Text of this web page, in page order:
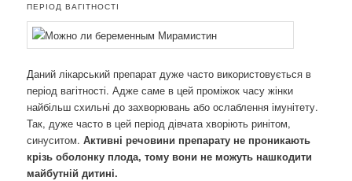
ПЕРІОД ВАГІТНОСТІ
Даний лікарський препарат дуже часто використовується в
період вагітності. Адже саме в цей проміжок часу жінки
найбільш схильні до захворювань або ослаблення імунітету.
Так, дуже часто в цей період дівчата хворіють ринітом,
синуситом.Активні речовини препарату не проникають
крізь оболонку плода, тому вони не можуть нашкодити
майбутній дитині.